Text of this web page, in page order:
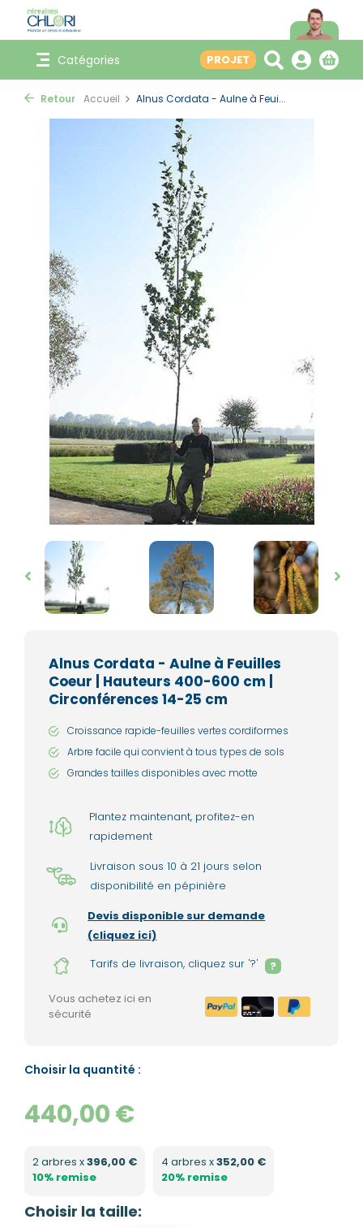
Catégories PROJET
Retour Accueil Alnus Cordata - Aulne à Feui...
Alnus Cordata - Aulne à Feuilles
Coeur | Hauteurs 400-600 cm |
Circonférences 14-25 cm
Croissance rapide-feuilles vertes cordiformes
Arbre facile qui convient à tous types de sols
Grandes tailles disponibles avec motte
Plantez maintenant, profitez-en
rapidement
Livraison sous 10 à 21 jours selon
disponibilité en pépinière
Devis disponible sur demande
(cliquez ici)
Tarifs de livraison, cliquez sur '?'
?
Vous achetez ici en
sécurité
Choisir la quantité :
440,00 €
2 arbres x396,00 €
10% remise
4 arbres x352,00 €
20% remise
Choisir la taille: